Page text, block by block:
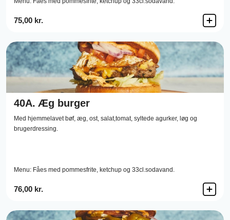
75,00 kr.
40A. Æg burger
Med hjemmelavet bøf, æg, ost, salat,tomat, syltede agurker, løg og
brugerdressing.
Menu: Fåes med pommesfrite, ketchup og 33cl.sodavand.
76,00 kr.